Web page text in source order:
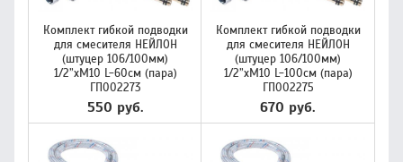
Комплект гибкой подводки
для смесителя НЕЙЛОН
(штуцер 106/100мм)
1/2”хM10 L-60см (пара)
ГП002273
550 руб.
Комплект гибкой подводки
для смесителя НЕЙЛОН
(штуцер 106/100мм)
1/2”хM10 L-100см (пара)
ГП002275
670 руб.